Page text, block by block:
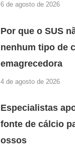
6 de agosto de 2026
Por que o SUS
nenhum tipo de
emagrecedora
4 de agosto de 2026
Especialistas
fonte de cálcio
ossos